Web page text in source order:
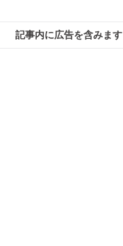
記事内に広告を含みます